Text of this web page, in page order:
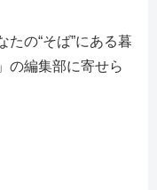
の“そば”にある暮
の編集部に寄せら